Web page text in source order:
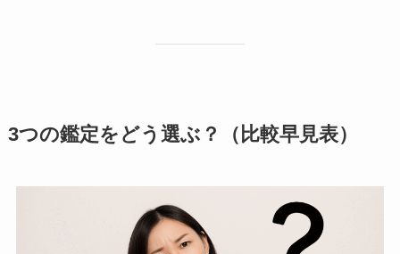
3つの鑑定をどう選ぶ？（比較早見表）